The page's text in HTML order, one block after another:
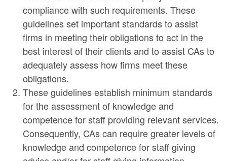
compliance with such requirements. These
guidelines set important standards to assist
firms in meeting their obligations to act in the
best interest of their clients and to assist CAs to
adequately assess how firms meet these
obligations.
These guidelines establish minimum standards
for the assessment of knowledge and
competence for staff providing relevant services.
Consequently, CAs can require greater levels of
knowledge and competence for staff giving